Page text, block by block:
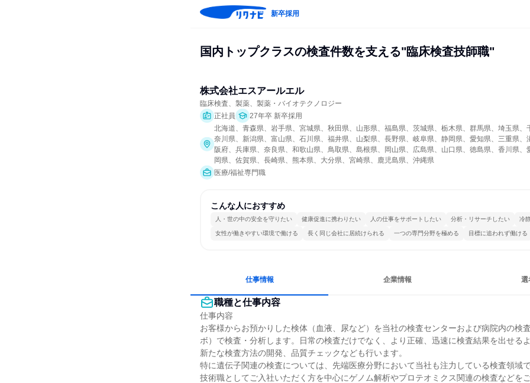
新卒採用
国内トップクラスの検査件数を支える"臨床検査技師職"
株式会社エスアールエル
臨床検査、製薬、製薬・バイオテクノロジー
正社員
27年卒 新卒採用
北海道、青森県、岩手県、宮城県、秋田県、山形県、福島県、茨城県、栃木県、群馬県、埼玉県、
奈川県、新潟県、富山県、石川県、福井県、山梨県、長野県、岐阜県、静岡県、愛知県、三重県、
阪府、兵庫県、奈良県、和歌山県、鳥取県、島根県、岡山県、広島県、山口県、徳島県、香川県、
岡県、佐賀県、長崎県、熊本県、大分県、宮崎県、鹿児島県、沖縄県
医療/福祉専門職
こんな人におすすめ
人・世の中の安全を守りたい 健康促進に携わりたい 人の仕事をサポートしたい 分析・リサーチしたい 冷
女性が働きやすい環境で働ける 長く同じ会社に居続けられる 一つの専門分野を極める 目標に追われず働ける
仕事情報 企業情報 選
職種と仕事内容
仕事内容
お客様からお預かりした検体（血液、尿など）を当社の検査センターおよび病院内の検
ボ）で検査・分析します。日常の検査だけでなく、より正確、迅速に検査結果を出せる
新たな検査方法の開発、品質チェックなども行います。
特に遺伝子関連の検査については、先端医療分野において当社も注力している検査領域
技術職としてご入社いただく方を中心にゲノム解析やプロテオミクス関連の検査などを